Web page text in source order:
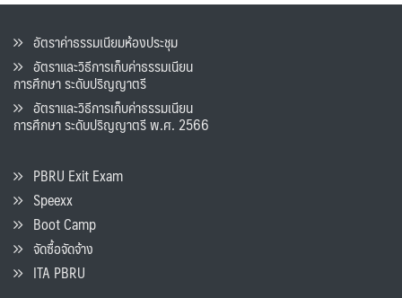
อัตราค่าธรรมเนียมห้องประชุม
อัตราและวิธีการเก็บค่าธรรมเนียน
การศึกษา ระดับปริญญาตรี
อัตราและวิธีการเก็บค่าธรรมเนียน
การศึกษา ระดับปริญญาตรี พ.ศ. 2566
PBRU Exit Exam
Speexx
Boot Camp
จัดซื้อจัดจ้าง
ITA PBRU